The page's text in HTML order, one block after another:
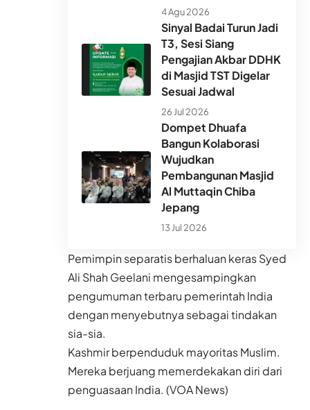
4 Agu 2026
Sinyal Badai Turun Jadi
T3, Sesi Siang
Pengajian Akbar DDHK
di Masjid TST Digelar
Sesuai Jadwal
26 Jul 2026
Dompet Dhuafa
Bangun Kolaborasi
Wujudkan
Pembangunan Masjid
Al Muttaqin Chiba
Jepang
13 Jul 2026
Pemimpin separatis berhaluan keras Syed
Ali Shah Geelani mengesampingkan
pengumuman terbaru pemerintah India
dengan menyebutnya sebagai tindakan
sia-sia.
Kashmir berpenduduk mayoritas Muslim.
Mereka berjuang memerdekakan diri dari
penguasaan India. (VOA News)